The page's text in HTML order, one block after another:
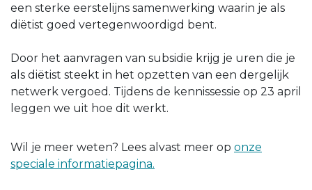
een sterke eerstelijns samenwerking waarin je als
diëtist goed vertegenwoordigd bent.
Door het aanvragen van subsidie krijg je uren die je
als diëtist steekt in het opzetten van een dergelijk
netwerk vergoed. Tijdens de kennissessie op 23 april
leggen we uit hoe dit werkt.
Wil je meer weten? Lees alvast meer op onze
speciale informatiepagina.